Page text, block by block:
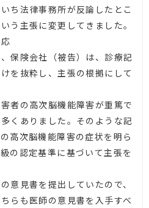
ち法律事務所が反論したとこ
う主張に変更してきました。
保険会社（被告）は、診療記
を抜粋し、主張の根拠にして
者の高次脳機能障害が重篤で
くありました。そのような記
高次脳機能障害の症状を明ら
の認定基準に基づいて主張を
意見書を提出していたので、
らも医師の意見書を入手すべ